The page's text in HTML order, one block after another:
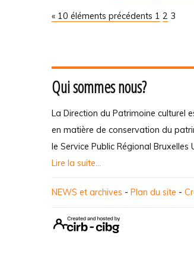
« 10 éléments précédents 1 2 3
Qui sommes nous?
La Direction du Patrimoine culturel
en matière de conservation du
le Service Public Régional
Lire la suite...
NEWS et archives - Plan du site -